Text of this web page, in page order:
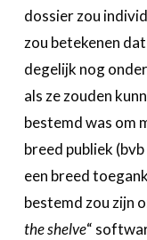
dossier zou
zou betekenen
degelijk nog
als ze zouden
bestemd was om
breed publiek
een breed
bestemd zou zijn
the shelve“